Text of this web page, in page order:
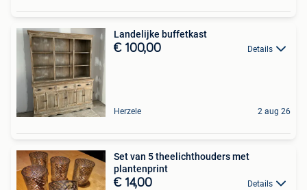
Landelijke buffetkast
€ 100,00 Details
Herzele 2 aug 26
Set van 5 theelichthouders met
plantenprint
€ 14,00 Details